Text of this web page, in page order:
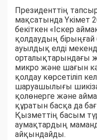
Президенттің
мақсатында
бекіткен «Іскер
қолдаудың
ауылдық елді
орталықтарындағы
микро және шағын
қолдау көрсетіліп
шаруашылығы
қолөнерге және
құратын басқа да
Қызметтің басым
аумақтардың
айқындайды.